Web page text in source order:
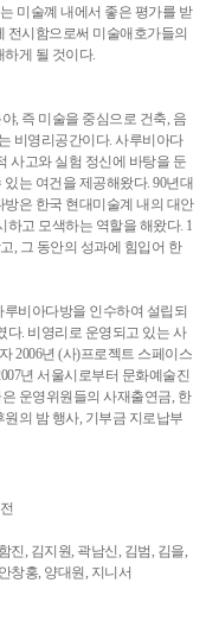
미술꼐 내에서 좋은 평가를 받
전시함으로써 미술애호가들의
게 될 것이다.
, 즉 미술을 중심으로 건축, 음
비영리공간이다. 사루비아다
사고와 실험 정신에 바탕을 둔
는 여건을 제공해왔다. 90년대
은 한국 현대미술계 내의 대안
고 모색하는 역할을 해왔다. 1
, 그 동안의 성과에 힘입어 한
비아다방을 인수하여 설립되
다. 비영리로 운영되고 있는 사
2006년 (사)프로젝트 스페이스
년 서울시로부터 문화예술진
운영위원들의 사재출연금, 한
의 밤 행사, 기부금 지로납부
진, 김지원, 곽남신, 김범, 김을,
창홍, 양대원, 지니서